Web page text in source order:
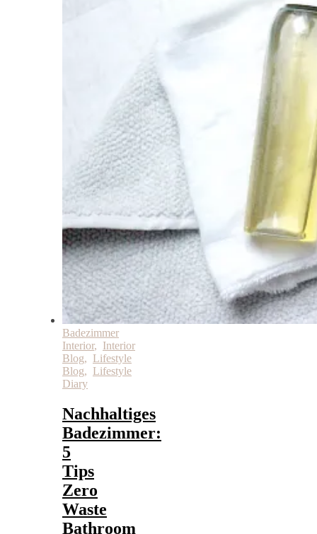
Badezimmer
Interior, Interior
Blog, Lifestyle
Blog, Lifestyle
Diary
Nachhaltiges
Badezimmer:
5
Tips
Zero
Waste
Bathroom